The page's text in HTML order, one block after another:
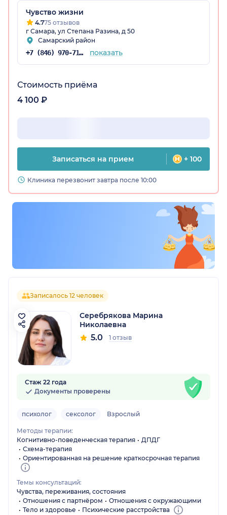
Чувство жизни
4.775 отзывов
г Самара, ул Степана Разина, д 50
Самарский район
+7 (846) 970-71-40 показать
Стоимость приёма
4 100 ₽
Записаться на прием + 100
Клиника перезвонит завтра после 10:00
Записалось 12 человек
Серебрякова Марина
Николаевна
5.0 1 отзыв
Стаж 22 года
Документы проверены
психолог сексолог Взрослый
Методы терапии:
Когнитивно-поведенческая терапия
ДПДГ
Схема-терапия
Ориентированная на решение краткосрочная терапия
Темы консультаций:
Чувства, переживания, состояния
Отношения с партнёром
Отношения с окружающими
Тело и здоровье
Психические расстройства